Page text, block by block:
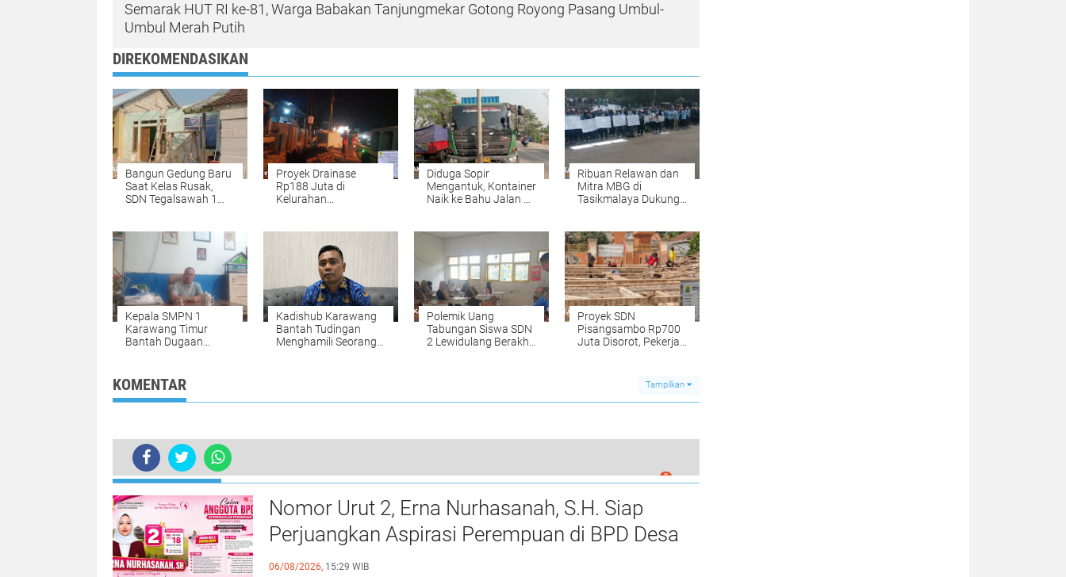
Semarak HUT RI ke-81, Warga Babakan Tanjungmekar Gotong Royong Pasang Umbul-
Umbul Merah Putih
DIREKOMENDASIKAN
Bangun Gedung Baru
Saat Kelas Rusak,
SDN Tegalsawah 1
Proyek Drainase
Rp188 Juta di
Kelurahan
Pengawas Tak
Diduga Sopir
Mengantuk, Kontainer
Naik ke Bahu Jalan di
Ribuan Relawan dan
Mitra MBG di
Tasikmalaya Dukung
Bergizi Gratis
Kepala SMPN 1
Karawang Timur
Bantah Dugaan
Harus Berdasarkan
Fakta
Kadishub Karawang
Bantah Tudingan
Menghamili Seorang
Polemik Uang
Tabungan Siswa SDN
2 Lewidulang Berakhir
Proyek SDN
Pisangsambo Rp700
Juta Disorot, Pekerja
KOMENTAR Tampilkan
Publik Dibuat Gelap, Proyek TPT Saluran Irigasi di Batujaya Tak Punya Papan Informasi
0
BERITA LAINNYA
Nomor Urut 2, Erna Nurhasanah, S.H. Siap
Perjuangkan Aspirasi Perempuan di BPD Desa
Tegalsawah
06/08/2026, 15:29 WIB